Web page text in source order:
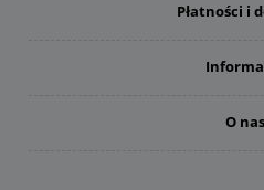
Płatności i
O nas